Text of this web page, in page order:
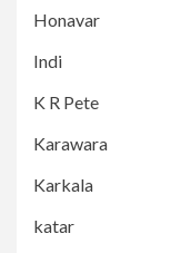
Honavar
Indi
K R Pete
Karawara
Karkala
katar